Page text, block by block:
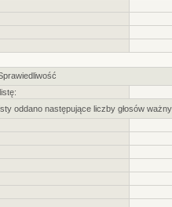
oddano następujące liczby głosów